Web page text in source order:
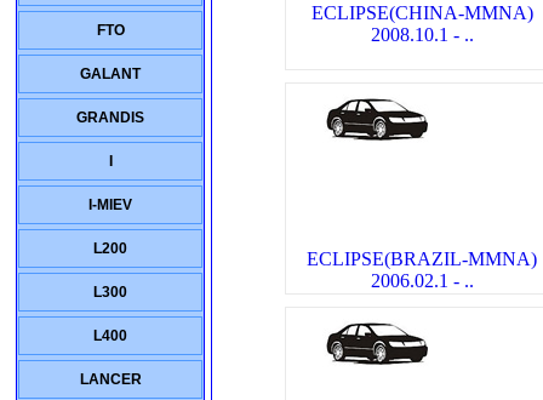
FTO
GALANT
GRANDIS
I-MIEV
L200
L300
L400
LANCER
ECLIPSE(CHINA-MMNA)
2008.10.1 - ..
ECLIPSE(BRAZIL-MMNA)
2006.02.1 - ..